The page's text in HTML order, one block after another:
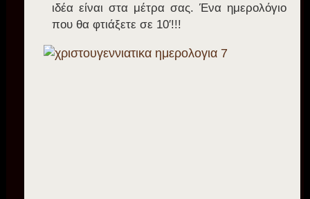
ιδέα είναι στα μέτρα σας. Ένα ημερολόγιο
που θα φτιάξετε σε 10′!!!